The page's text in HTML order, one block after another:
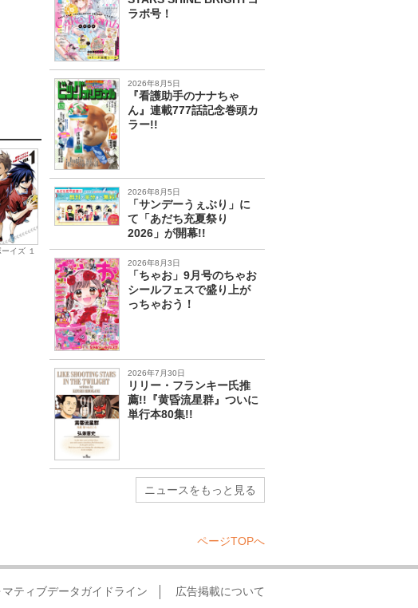
イズ １
ラボ号！
2026年8月5日
『看護助手のナナちゃ
ん』連載777話記念巻頭カ
ラー!!
2026年8月5日
「サンデーうぇぶり」に
て「あだち充夏祭り
2026」が開幕!!
2026年8月3日
「ちゃお」9月号のちゃお
シールフェスで盛り上が
っちゃおう！
2026年7月30日
リリー・フランキー氏推
薦!!『黄昏流星群』ついに
単行本80集!!
ニュースをもっと見る
ページTOPへ
ティブデータガイドライン 広告掲載について